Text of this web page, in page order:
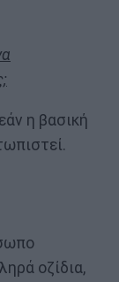
η βασική
οζίδια,